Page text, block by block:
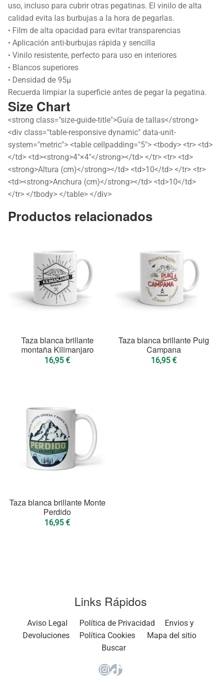
uso, incluso para cubrir otras pegatinas. El vinilo de alta
calidad evita las burbujas a la hora de pegarlas.
• Film de alta opacidad para evitar transparencias
• Aplicación anti-burbujas rápida y sencilla
• Vinilo resistente, perfecto para uso en interiores
• Blancos superiores
• Densidad de 95µ
Recuerda limpiar la superficie antes de pegar la pegatina.
Size Chart
<strong class="size-guide-title">Guía de tallas</strong>
<div class="table-responsive dynamic" data-unit-
system="metric"> <table cellpadding="5"> <tbody> <tr> <td>
</td> <td><strong>4″×4″</strong></td> </tr> <tr> <td>
<strong>Altura (cm)</strong></td> <td>10</td> </tr> <tr>
<td><strong>Anchura (cm)</strong></td> <td>10</td>
</tr> </tbody> </table> </div>
Productos relacionados
Taza blanca brillante
montaña Kilimanjaro
16,95 €
Taza blanca brillante Puig
Campana
16,95 €
Taza blanca brillante Monte
Perdido
16,95 €
Links Rápidos
Aviso Legal Política de Privacidad
Envios y
Devoluciones
Política Cookies
Mapa del sitio
Buscar
Instagram
TikTok